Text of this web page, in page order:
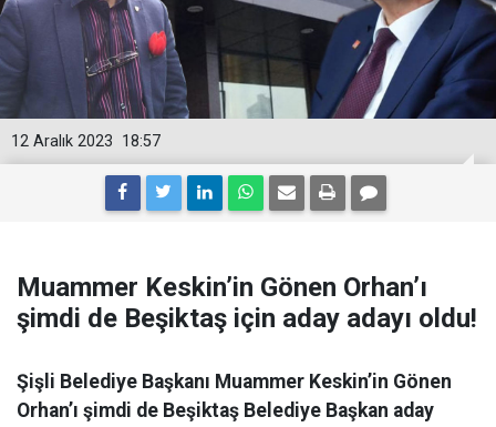
18:57
12 Aralık 2023
Muammer Keskin’in Gönen Orhan’ı
şimdi de Beşiktaş için aday adayı oldu!
Şişli Belediye Başkanı Muammer Keskin’in Gönen
Orhan’ı şimdi de Beşiktaş Belediye Başkan aday